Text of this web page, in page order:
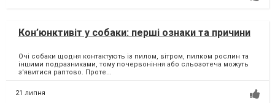
Кон’юнктивіт у собаки: перші ознаки та причини
Очі собаки щодня контактують із пилом, вітром, пилком рослин та
іншими подразниками, тому почервоніння або сльозотеча можуть
з'явитися раптово. Проте...
21 липня